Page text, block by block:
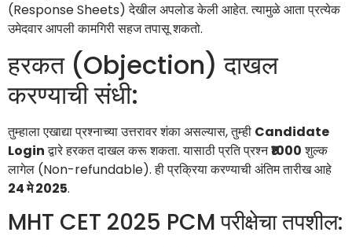
(Response Sheets) देखील अपलोड केली आहेत. त्यामुळे आता प्रत्येक
उमेदवार आपली कामगिरी सहज तपासू शकतो.
हरकत (Objection) दाखल
करण्याची संधी:
तुम्हाला एखाद्या प्रश्नाच्या उत्तरावर शंका असल्यास, तुम्ही Candidate
Loginद्वारे हरकत दाखल करू शकता. यासाठी प्रति प्रश्न₹1000शुल्क
लागेल (Non-refundable). ही प्रक्रिया करण्याची अंतिम तारीख आहे
24 मे 2025.
MHT CET 2025 PCM परीक्षेचा तपशील: